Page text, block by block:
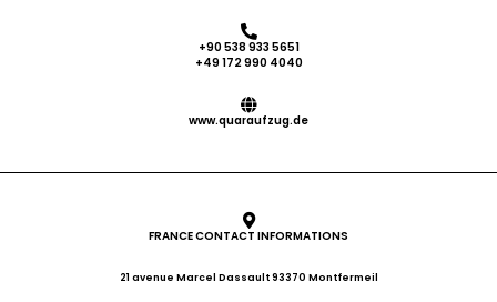
+90 538 933 5651
+49 172 990 4040
www.quaraufzug.de
FRANCE CONTACT INFORMATIONS
21 avenue Marcel Dassault 93370 Montfermeil